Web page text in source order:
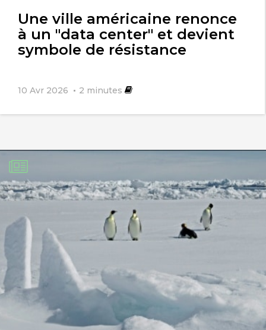
Une ville américaine renonce
à un "data center" et devient
symbole de résistance
10 Avr 2026 2 minutes